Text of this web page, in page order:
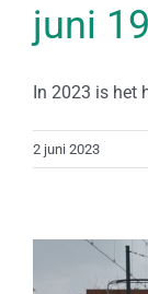
juni
In 2023 is het
2 juni 2023